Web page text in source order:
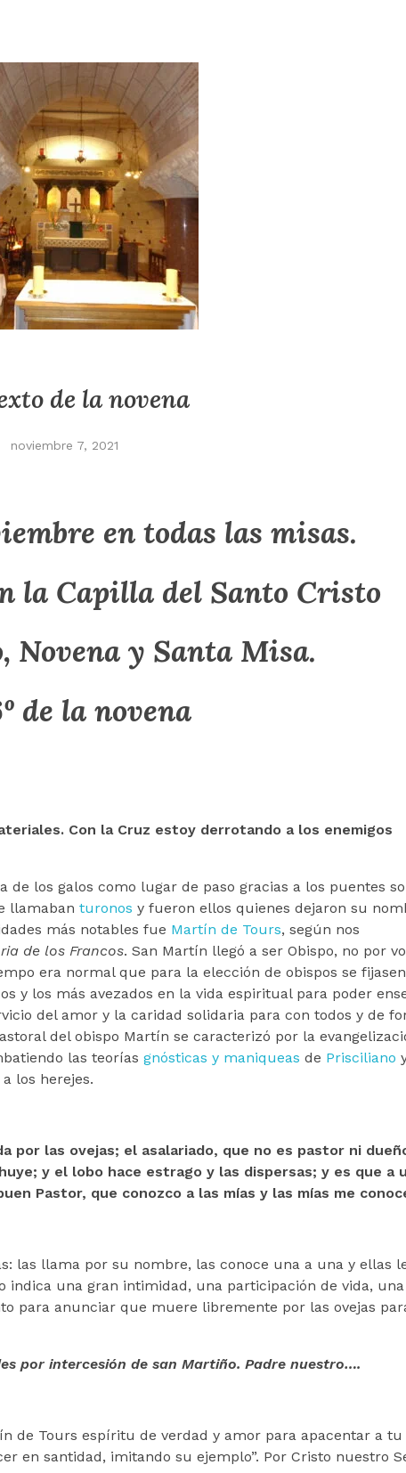
de la novena
noviembre 7, 2021
en todas las misas.
la Capilla del Santo Cristo
Novena y Santa Misa.
de la novena
Con la Cruz estoy derrotando a los enemigos
de los galos como lugar de paso gracias a los puentes
llamaban turonos y fueron ellos quienes dejaron su
más notables fue Martín de Tours, según nos
de los Francos. San Martín llegó a ser Obispo, no por
era normal que para la elección de obispos se
y los más avezados en la vida espiritual para poder
del amor y la caridad solidaria para con todos y de
del obispo Martín se caracterizó por la
las teorías gnósticas y maniqueas de Prisciliano
los herejes.
por las ovejas; el asalariado, que no es pastor ni
y el lobo hace estrago y las dispersas; y es que a
Pastor, que conozco a las mías y las mías me
las llama por su nombre, las conoce una a una y ellas
indica una gran intimidad, una participación de vida, una
para anunciar que muere libremente por las ovejas
por intercesión de san Martiño. Padre nuestro….
de Tours espíritu de verdad y amor para apacentar a
en santidad, imitando su ejemplo”. Por Cristo nuestro